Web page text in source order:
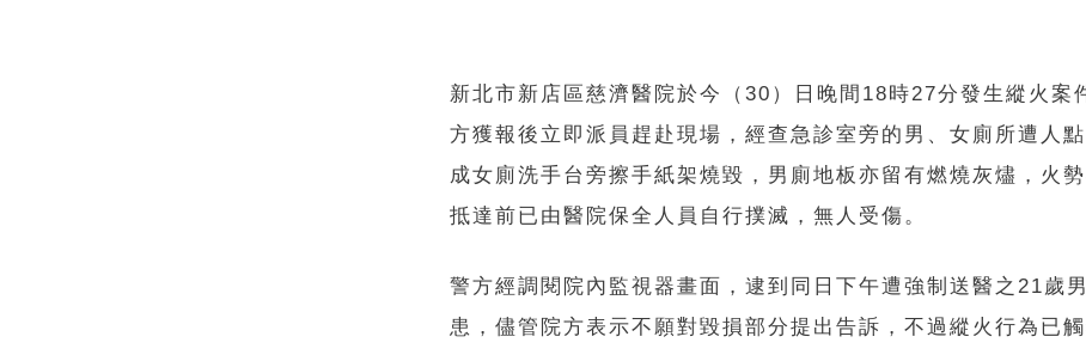
新北市新店區慈濟醫院於今（30）日晚間18時27分發生縱火案
方獲報後立即派員趕赴現場，經查急診室旁的男、女廁所遭人
成女廁洗手台旁擦手紙架燒毀，男廁地板亦留有燃燒灰燼，火
抵達前已由醫院保全人員自行撲滅，無人受傷。
警方經調閱院內監視器畫面，逮到同日下午遭強制送醫之21歲
患，儘管院方表示不願對毀損部分提出告訴，不過縱火行為已觸